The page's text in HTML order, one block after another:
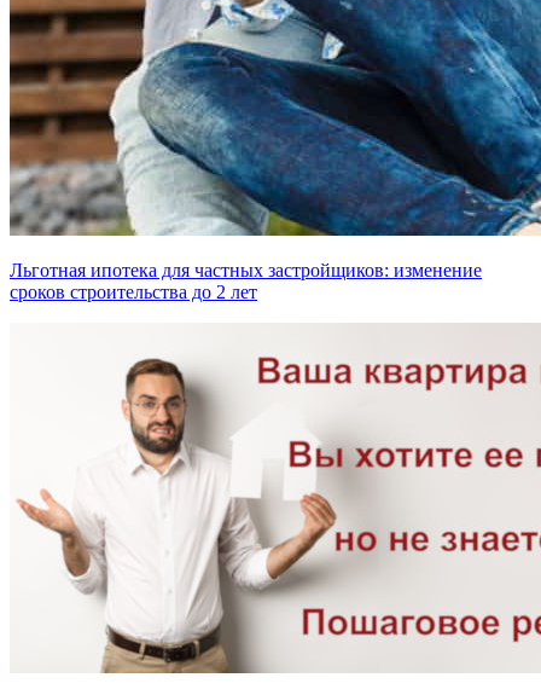
Льготная ипотека для частных застройщиков: изменение
сроков строительства до 2 лет